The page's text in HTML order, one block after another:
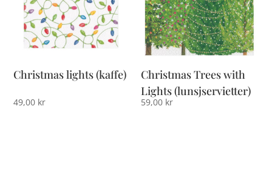
Christmas lights (kaffe)
49,00 kr
Christmas Trees with
Lights (lunsjservietter)
59,00 kr